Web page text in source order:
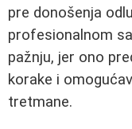
pre donošenja
profesionalnom
pažnju, jer ono
korake i
tretmane.